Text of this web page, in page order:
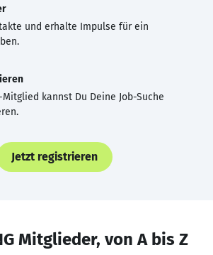
und erhalte Impulse für ein
kannst Du Deine Job-Suche
Jetzt registrieren
Mitglieder, von A bis Z